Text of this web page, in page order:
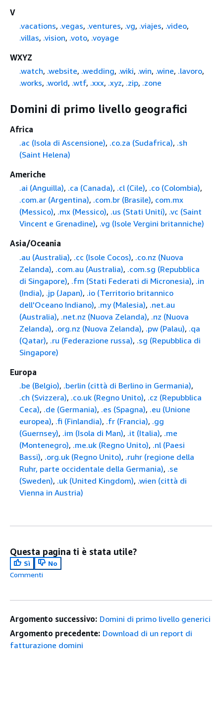
V
.vacations, .vegas, .ventures, .vg, .viajes, .video,
.villas, .vision, .voto, .voyage
WXYZ
.watch, .website, .wedding, .wiki, .win, .wine, .lavoro,
.works, .world, .wtf, .xxx, .xyz, .zip, .zone
Domini di primo livello geografici
Africa
.ac (Isola di Ascensione), .co.za (Sudafrica), .sh
(Saint Helena)
Americhe
.ai (Anguilla), .ca (Canada), .cl (Cile), .co (Colombia),
.com.ar (Argentina), .com.br (Brasile), com.mx
(Messico), .mx (Messico), .us (Stati Uniti), .vc (Saint
Vincent e Grenadine), .vg (Isole Vergini britanniche)
Asia/Oceania
.au (Australia), .cc (Isole Cocos), .co.nz (Nuova
Zelanda), .com.au (Australia), .com.sg (Repubblica
di Singapore), .fm (Stati Federati di Micronesia), .in
(India), .jp (Japan), .io (Territorio britannico
dell'Oceano Indiano), .my (Malesia), .net.au
(Australia), .net.nz (Nuova Zelanda), .nz (Nuova
Zelanda), .org.nz (Nuova Zelanda), .pw (Palau), .qa
(Qatar), .ru (Federazione russa), .sg (Repubblica di
Singapore)
Europa
.be (Belgio), .berlin (città di Berlino in Germania),
.ch (Svizzera), .co.uk (Regno Unito), .cz (Repubblica
Ceca), .de (Germania), .es (Spagna), .eu (Unione
europea), .fi (Finlandia), .fr (Francia), .gg
(Guernsey), .im (Isola di Man), .it (Italia), .me
(Montenegro), .me.uk (Regno Unito), .nl (Paesi
Bassi), .org.uk (Regno Unito), .ruhr (regione della
Ruhr, parte occidentale della Germania), .se
(Sweden), .uk (United Kingdom), .wien (città di
Vienna in Austria)
Questa pagina ti è stata utile?
Sì
No
Commenti
Argomento successivo: Domini di primo livello generici
Argomento precedente: Download di un report di
fatturazione domini